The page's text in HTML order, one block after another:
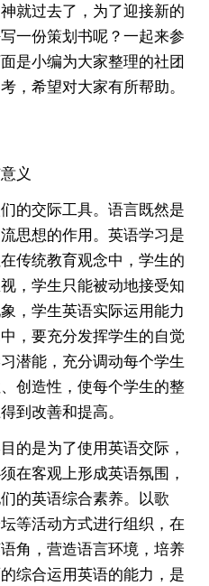
就过去了，为了迎接新的
一份策划书呢？一起来参
是小编为大家整理的社团
，希望对大家有所帮助。
义
的交际工具。语言既然是
思想的作用。英语学习是
传统教育观念中，学生的
，学生只能被动地接受知
，学生英语实际运用能力
，要充分发挥学生的自觉
潜能，充分调动每个学生
创造性，使每个学生的整
到改善和提高。
的是为了使用英语交际，
在客观上形成英语氛围，
的英语综合素养。以歌
等活动方式进行组织，在
角，营造语言环境，培养
综合运用英语的能力，是